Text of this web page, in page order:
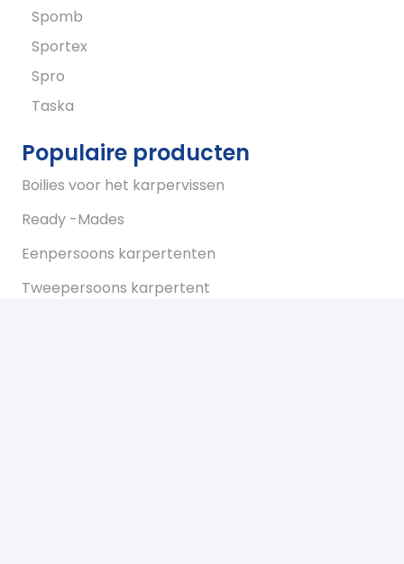
Spomb
Sportex
Spro
Taska
Populaire producten
Boilies voor het karpervissen
Ready -Mades
Eenpersoons karpertenten
Tweepersoons karpertent